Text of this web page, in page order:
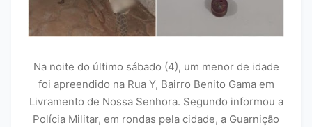
Na noite do último sábado (4), um menor de idade
foi apreendido na Rua Y, Bairro Benito Gama em
Livramento de Nossa Senhora. Segundo informou a
Polícia Militar, em rondas pela cidade, a Guarnição